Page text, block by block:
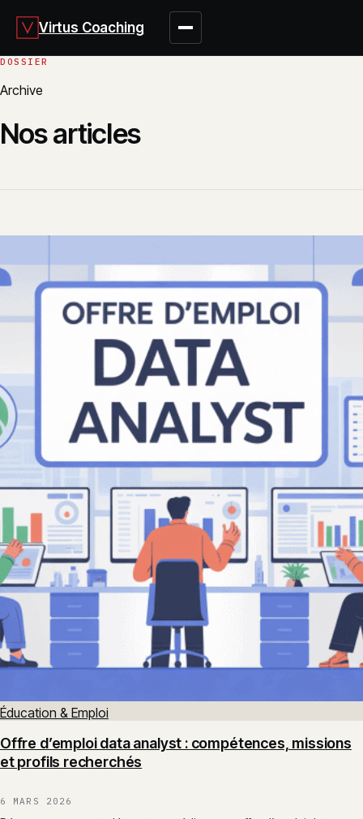
Virtus Coaching
Archive
Nos articles
Éducation & Emploi
Offre d’emploi data analyst : compétences, missions
et profils recherchés
6 MARS 2026